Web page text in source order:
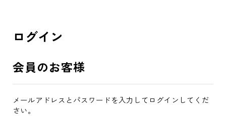
ログイン
会員のお客様
メールアドレスとパスワードを入力してログインしてくだ
さい。